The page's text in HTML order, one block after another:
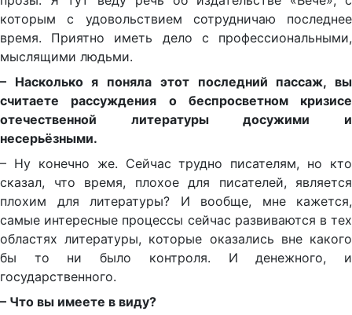
которым с удовольствием сотрудничаю последнее
время. Приятно иметь дело с профессиональными,
мыслящими людьми.
– Насколько я поняла этот последний пассаж, вы
считаете рассуждения о беспросветном кризисе
отечественной литературы досужими и
несерьёзными.
– Ну конечно же. Сейчас трудно писателям, но кто
сказал, что время, плохое для писателей, является
плохим для литературы? И вообще, мне кажется,
самые интересные процессы сейчас развиваются в тех
областях литературы, которые оказались вне какого
бы то ни было контроля. И денежного, и
государственного.
– Что вы имеете в виду?